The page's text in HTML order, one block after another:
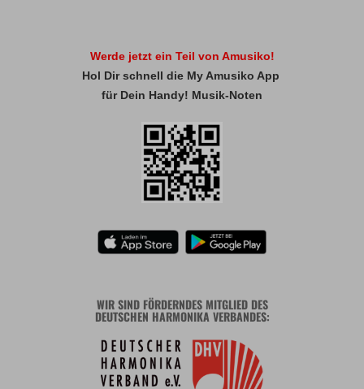
Werde jetzt ein Teil von Amusiko!
Hol Dir schnell die My Amusiko App
für Dein Handy! Musik-Noten
WIR SIND FÖRDERNDES MITGLIED DES
DEUTSCHEN HARMONIKA VERBANDES: